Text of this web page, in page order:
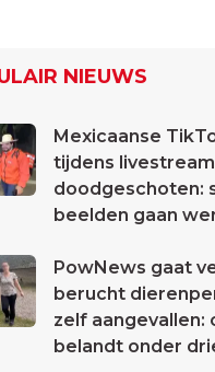
NIEUWS
Mexicaanse
tijdens livestream
doodgeschoten:
beelden gaan
PowNews gaat
berucht
zelf aangevallen:
belandt onder